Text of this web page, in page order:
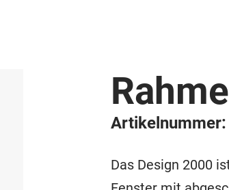
Das Design 2000